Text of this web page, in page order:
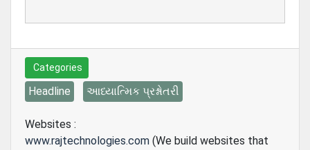
Categories
Headline આધ્યાત્મિક પ્રશ્નોતરી
Websites :
www.rajtechnologies.com (We build websites that